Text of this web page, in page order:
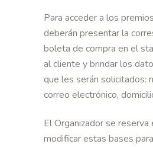
Para acceder a los
deberán presentar la
boleta de compra en el
al cliente y brindar los
que les serán solicitados:
correo electrónico,
El Organizador se reserva
modificar estas bases